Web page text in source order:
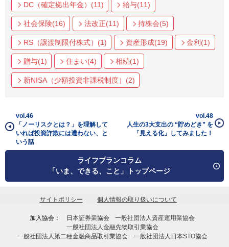
DC（確定拠出年金）(11) 給与(11)
社会保険(16) 法改正(11) 持株会(5)
RS（譲渡制限付株式）(1) 資産形成(19) 金利(1)
贈与(1) 住まい(4) 相続(1)
新NISA（少額投資非課税制度）(2)
vol.46
「ノーリスクとは？」を理解して
いれば投資詐欺には遭わない、と
いう話
vol.48
人生の3大支出の “貯めどき” を
「見える化」してみました！
ライフプランコラム
「いま、できる、こと」トップページ
サイトポリシー 個人情報の取り扱いについて
加入協会： 日本証券業協会
一般社団法人資産運用業協会
一般社団法人金融先物取引業協会
一般社団法人第二種金融商品取引業協会
一般社団法人日本STO協会